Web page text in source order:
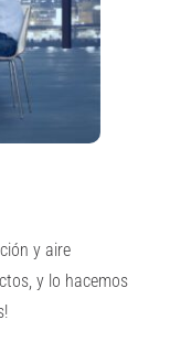
y aire
y lo hacemos